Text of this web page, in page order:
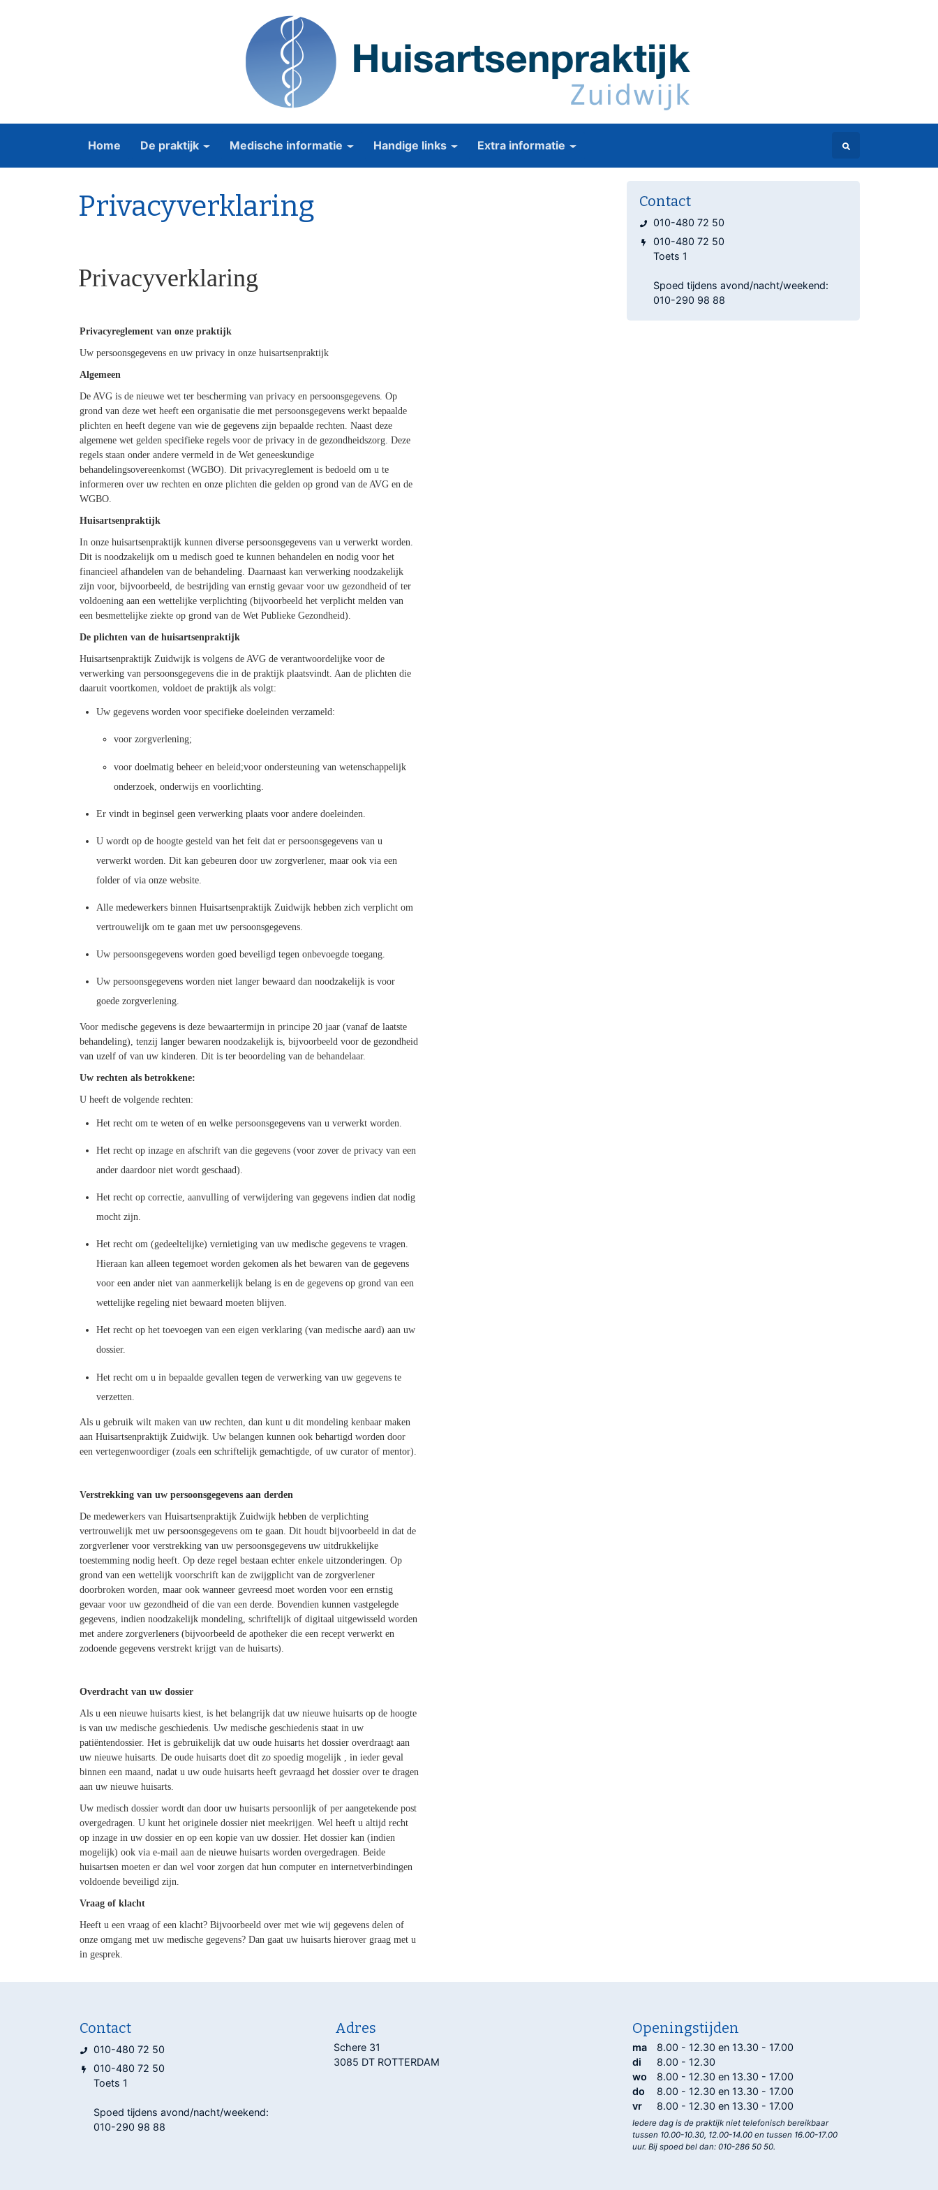
Home De praktijk Medische informatie Handige links Extra informatie
Privacyverklaring
Privacyverklaring
Privacyreglement van onze praktijk
Uw persoonsgegevens en uw privacy in onze huisartsenpraktijk
Algemeen
De AVG is de nieuwe wet ter bescherming van privacy en persoonsgegevens. Op
grond van deze wet heeft een organisatie die met persoonsgegevens werkt bepaalde
plichten en heeft degene van wie de gegevens zijn bepaalde rechten. Naast deze
algemene wet gelden specifieke regels voor de privacy in de gezondheidszorg. Deze
regels staan onder andere vermeld in de Wet geneeskundige
behandelingsovereenkomst (WGBO). Dit privacyreglement is bedoeld om u te
informeren over uw rechten en onze plichten die gelden op grond van de AVG en de
WGBO.
Huisartsenpraktijk
In onze huisartsenpraktijk kunnen diverse persoonsgegevens van u verwerkt worden.
Dit is noodzakelijk om u medisch goed te kunnen behandelen en nodig voor het
financieel afhandelen van de behandeling. Daarnaast kan verwerking noodzakelijk
zijn voor, bijvoorbeeld, de bestrijding van ernstig gevaar voor uw gezondheid of ter
voldoening aan een wettelijke verplichting (bijvoorbeeld het verplicht melden van
een besmettelijke ziekte op grond van de Wet Publieke Gezondheid).
De plichten van de huisartsenpraktijk
Huisartsenpraktijk Zuidwijk is volgens de AVG de verantwoordelijke voor de
verwerking van persoonsgegevens die in de praktijk plaatsvindt. Aan de plichten die
daaruit voortkomen, voldoet de praktijk als volgt:
Uw gegevens worden voor specifieke doeleinden verzameld:
voor zorgverlening;
voor doelmatig beheer en beleid;voor ondersteuning van wetenschappelijk
onderzoek, onderwijs en voorlichting.
Er vindt in beginsel geen verwerking plaats voor andere doeleinden.
U wordt op de hoogte gesteld van het feit dat er persoonsgegevens van u
verwerkt worden. Dit kan gebeuren door uw zorgverlener, maar ook via een
folder of via onze website.
Alle medewerkers binnen Huisartsenpraktijk Zuidwijk hebben zich verplicht om
vertrouwelijk om te gaan met uw persoonsgegevens.
Uw persoonsgegevens worden goed beveiligd tegen onbevoegde toegang.
Uw persoonsgegevens worden niet langer bewaard dan noodzakelijk is voor
goede zorgverlening.
Voor medische gegevens is deze bewaartermijn in principe 20 jaar (vanaf de laatste
behandeling), tenzij langer bewaren noodzakelijk is, bijvoorbeeld voor de gezondheid
van uzelf of van uw kinderen. Dit is ter beoordeling van de behandelaar.
Uw rechten als betrokkene:
U heeft de volgende rechten:
Het recht om te weten of en welke persoonsgegevens van u verwerkt worden.
Het recht op inzage en afschrift van die gegevens (voor zover de privacy van een
ander daardoor niet wordt geschaad).
Het recht op correctie, aanvulling of verwijdering van gegevens indien dat nodig
mocht zijn.
Het recht om (gedeeltelijke) vernietiging van uw medische gegevens te vragen.
Hieraan kan alleen tegemoet worden gekomen als het bewaren van de gegevens
voor een ander niet van aanmerkelijk belang is en de gegevens op grond van een
wettelijke regeling niet bewaard moeten blijven.
Het recht op het toevoegen van een eigen verklaring (van medische aard) aan uw
dossier.
Het recht om u in bepaalde gevallen tegen de verwerking van uw gegevens te
verzetten.
Als u gebruik wilt maken van uw rechten, dan kunt u dit mondeling kenbaar maken
aan Huisartsenpraktijk Zuidwijk. Uw belangen kunnen ook behartigd worden door
een vertegenwoordiger (zoals een schriftelijk gemachtigde, of uw curator of mentor).
Verstrekking van uw persoonsgegevens aan derden
De medewerkers van Huisartsenpraktijk Zuidwijk hebben de verplichting
vertrouwelijk met uw persoonsgegevens om te gaan. Dit houdt bijvoorbeeld in dat de
zorgverlener voor verstrekking van uw persoonsgegevens uw uitdrukkelijke
toestemming nodig heeft. Op deze regel bestaan echter enkele uitzonderingen. Op
grond van een wettelijk voorschrift kan de zwijgplicht van de zorgverlener
doorbroken worden, maar ook wanneer gevreesd moet worden voor een ernstig
gevaar voor uw gezondheid of die van een derde. Bovendien kunnen vastgelegde
gegevens, indien noodzakelijk mondeling, schriftelijk of digitaal uitgewisseld worden
met andere zorgverleners (bijvoorbeeld de apotheker die een recept verwerkt en
zodoende gegevens verstrekt krijgt van de huisarts).
Overdracht van uw dossier
Als u een nieuwe huisarts kiest, is het belangrijk dat uw nieuwe huisarts op de hoogte
is van uw medische geschiedenis. Uw medische geschiedenis staat in uw
patiëntendossier. Het is gebruikelijk dat uw oude huisarts het dossier overdraagt aan
uw nieuwe huisarts. De oude huisarts doet dit zo spoedig mogelijk , in ieder geval
binnen een maand, nadat u uw oude huisarts heeft gevraagd het dossier over te dragen
aan uw nieuwe huisarts.
Uw medisch dossier wordt dan door uw huisarts persoonlijk of per aangetekende post
overgedragen. U kunt het originele dossier niet meekrijgen. Wel heeft u altijd recht
op inzage in uw dossier en op een kopie van uw dossier. Het dossier kan (indien
mogelijk) ook via e-mail aan de nieuwe huisarts worden overgedragen. Beide
huisartsen moeten er dan wel voor zorgen dat hun computer en internetverbindingen
voldoende beveiligd zijn.
Vraag of klacht
Heeft u een vraag of een klacht? Bijvoorbeeld over met wie wij gegevens delen of
onze omgang met uw medische gegevens? Dan gaat uw huisarts hierover graag met u
in gesprek.
Contact
010-480 72 50
010-480 72 50
Toets 1
Spoed tijdens avond/nacht/weekend:
010-290 98 88
Contact
010-480 72 50
010-480 72 50
Toets 1
Spoed tijdens avond/nacht/weekend:
010-290 98 88
Adres
Schere 31
3085 DT ROTTERDAM
Openingstijden
ma
8.00 - 12.30 en 13.30 - 17.00
di
8.00 - 12.30
wo
8.00 - 12.30 en 13.30 - 17.00
do
8.00 - 12.30 en 13.30 - 17.00
vr
8.00 - 12.30 en 13.30 - 17.00
Iedere dag is de praktijk niet telefonisch bereikbaar
tussen 10.00-10.30, 12.00-14.00 en tussen 16.00-17.00
uur. Bij spoed bel dan: 010-286 50 50.